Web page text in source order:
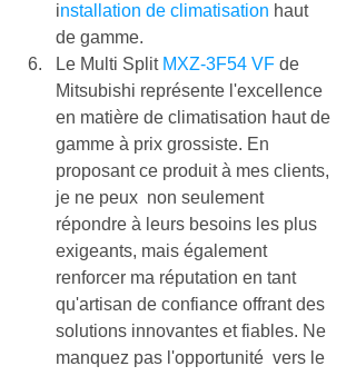
installation de climatisation haut
de gamme.
Le Multi Split MXZ-3F54 VF de
Mitsubishi représente l'excellence
en matière de climatisation haut de
gamme à prix grossiste. En
proposant ce produit à mes clients,
je ne peux  non seulement
répondre à leurs besoins les plus
exigeants, mais également
renforcer ma réputation en tant
qu'artisan de confiance offrant des
solutions innovantes et fiables. Ne
manquez pas l'opportunité  vers le